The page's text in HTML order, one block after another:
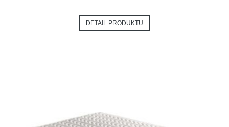
DETAIL PRODUKTU